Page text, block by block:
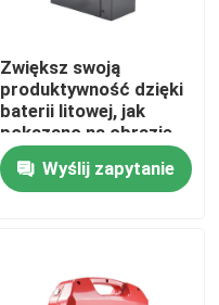
Zwiększ swoją
produktywność dzięki
baterii litowej, jak
pokazano na obrazie
Wyślij zapytanie